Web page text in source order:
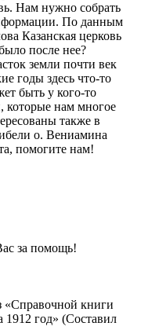
Нам нужно собрать
По данным
Казанская церковь
после нее?
земли почти век
годы здесь что-то
быть у кого-то
которые нам многое
также в
о. Вениамина
помогите нам!
за помощь!
«Справочной книги
год» (Составил